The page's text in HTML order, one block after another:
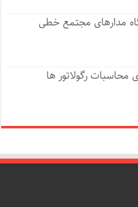
مدارهای مجتمع خطی
محاسبات رگولاتور ها